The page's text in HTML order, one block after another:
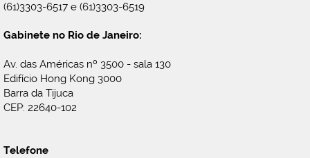
(61)3303-6517 e (61)3303-6519
Gabinete no Rio de Janeiro:
Av. das Américas nº 3500 - sala 130
Edifício Hong Kong 3000
Barra da Tijuca
CEP: 22640-102
Telefone